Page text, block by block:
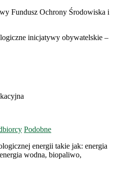
Fundusz Ochrony Środowiska i
inicjatywy obywatelskie –
Podobne
energii takie jak: energia
wodna, biopaliwo,